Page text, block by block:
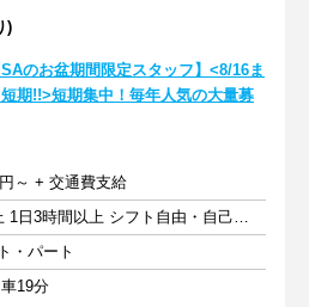
)
SAのお盆期間限定スタッフ】<8/16ま
期!!>短期集中！毎年人気の大量募
～ + 交通費支給
週1日以上 1日3時間以上 シフト自由・自己申告
・パート
19分